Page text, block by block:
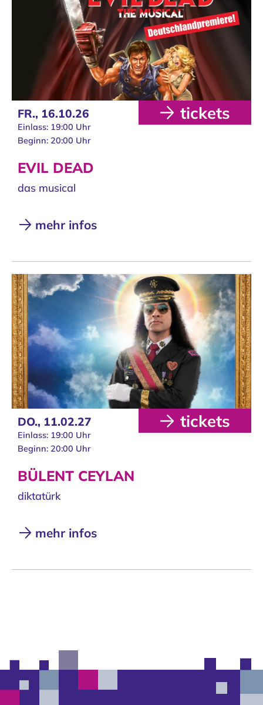
FR., 16.10.26
Einlass: 19:00 Uhr
Beginn: 20:00 Uhr
tickets
EVIL DEAD
das musical
mehr infos
DO., 11.02.27
Einlass: 19:00 Uhr
Beginn: 20:00 Uhr
tickets
BÜLENT CEYLAN
diktatürk
mehr infos